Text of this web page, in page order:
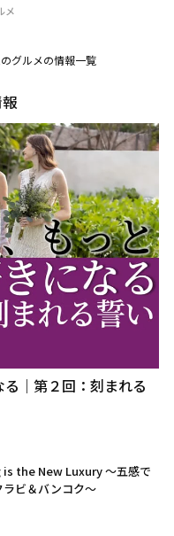
メ
グルメの情報一覧
｜第２回：刻まれる
the New Luxury ～五感で
ラビ＆バンコク～